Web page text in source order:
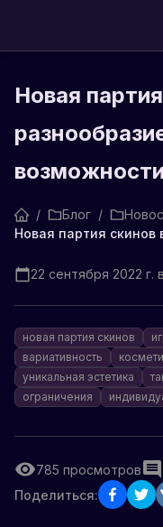
Новая
возможности
/ Блог /
22 сентября 2022 г.
новая партия скинов
вариативность
уникальная эстетика
ограничения
785 просмотров
Поделиться: